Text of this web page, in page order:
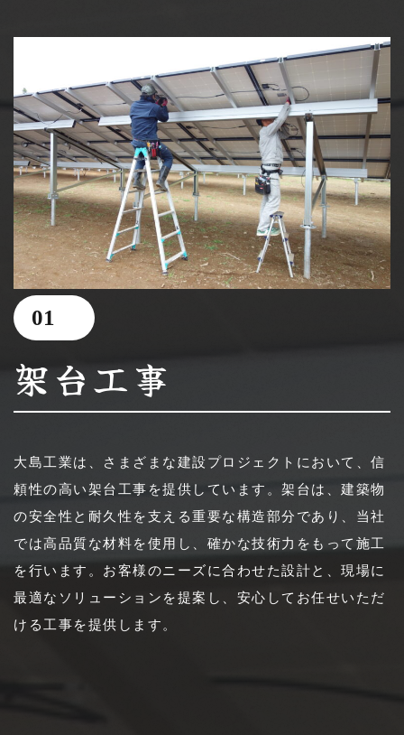
01
架台工事
大島工業は、さまざまな建設プロジェクトにおいて、信
頼性の高い架台工事を提供しています。架台は、建築物
の安全性と耐久性を支える重要な構造部分であり、当社
では高品質な材料を使用し、確かな技術力をもって施工
を行います。お客様のニーズに合わせた設計と、現場に
最適なソリューションを提案し、安心してお任せいただ
ける工事を提供します。